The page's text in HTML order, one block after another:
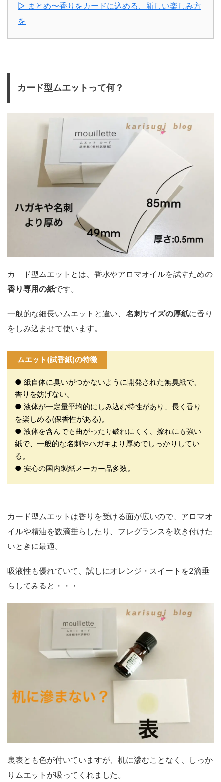
▷ まとめ〜香りをカードに込める、新しい楽しみ方
を
カード型ムエットって何？
カード型ムエットとは、香水やアロマオイルを試すための
香り専用の紙です。
一般的な細長いムエットと違い、 名刺サイズの厚紙に香り
をしみ込ませて使います。
ムエット(試香紙)の特徴
● 紙自体に臭いがつかないように開発された無臭紙で、
香りを妨げない。
● 液体が一定量平均的にしみ込む特性があり、長く香り
を楽しめる(保香性がある)。
● 液体を含んでも曲がったり破れにくく、擦れにも強い
紙で、一般的な名刺やハガキより厚めでしっかりしてい
る。
● 安心の国内製紙メーカー品多数。
カード型ムエットは香りを受ける面が広いので、アロマオ
イルや精油を数滴垂らしたり、フレグランスを吹き付けた
いときに最適。
吸液性も優れていて、試しにオレンジ・スイートを2滴垂
らしてみると・・・
裏表とも色が付いていますが、机に滲むことなく、しっか
りムエットが吸ってくれました。